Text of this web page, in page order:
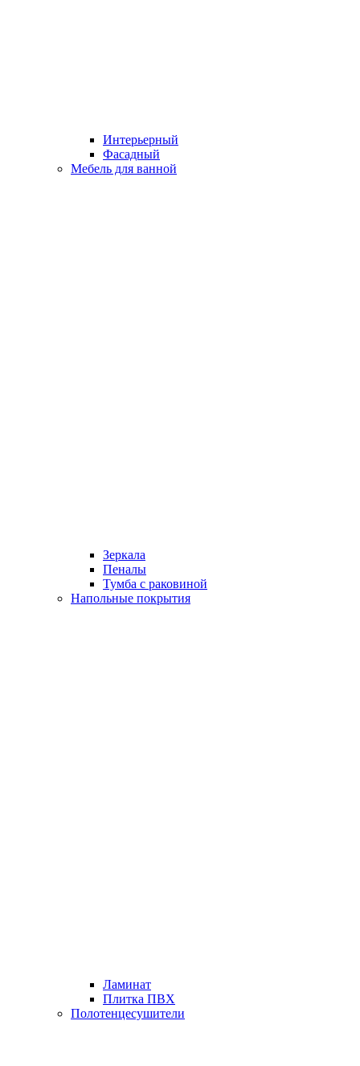
Интерьерный
Фасадный
Мебель для ванной
Зеркала
Пеналы
Тумба с раковиной
Напольные покрытия
Ламинат
Плитка ПВХ
Полотенцесушители